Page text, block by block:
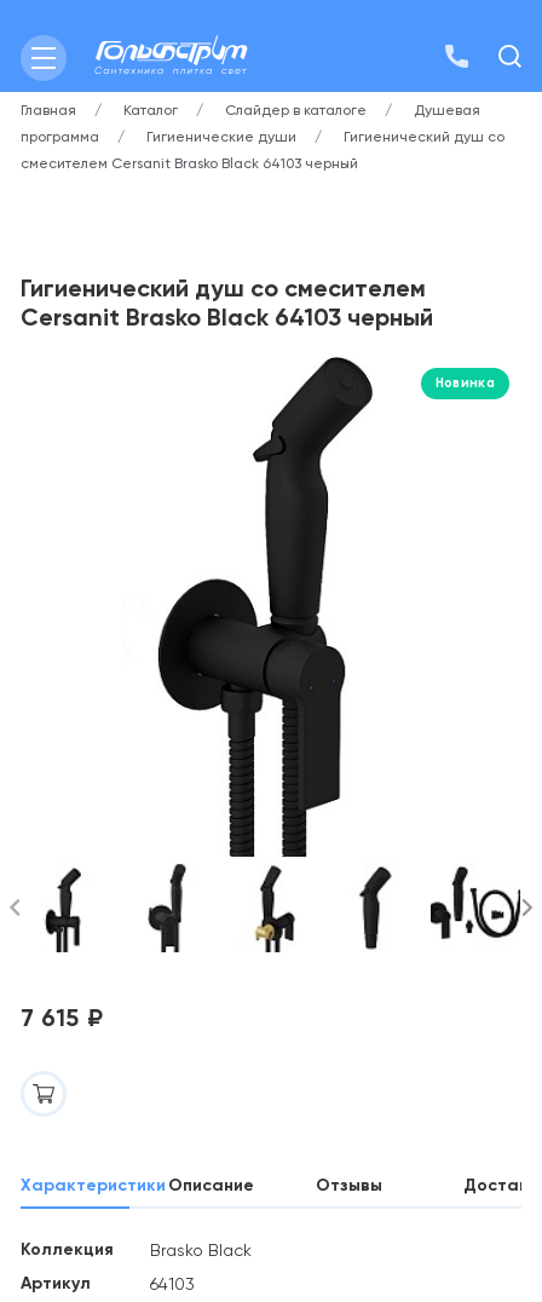
Главная Каталог Слайдер в каталоге
Душевая
программа
Гигиенические души
Гигиенический душ со
смесителем Cersanit Brasko Black 64103 черный
Гигиенический душ со смесителем
Cersanit Brasko Black 64103 черный
Новинка
7 615 ₽
Характеристики Описание Отзывы
Коллекция Brasko Black
Артикул 64103